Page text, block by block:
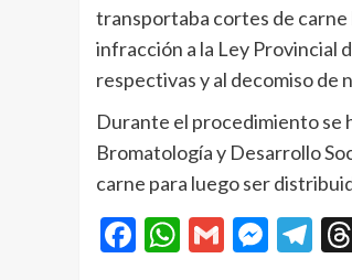
transportaba cortes de carne
infracción a la Ley Provincial
respectivas y al decomiso de
Durante el procedimiento se
Bromatología y Desarrollo
carne para luego ser
Facebook
WhatsApp
Gmail